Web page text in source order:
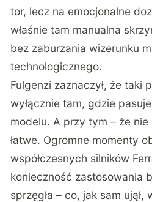
tor, lecz na emocjonalne
właśnie tam manualna
bez zaburzania wizerunku
technologicznego.
Fulgenzi zaznaczył, że taki
wyłącznie tam, gdzie
modelu. A przy tym – że
łatwe. Ogromne momenty
współczesnych silników
konieczność zastosowania
sprzęgła – co, jak sam ujął,